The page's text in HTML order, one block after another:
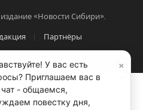
«Новости Сибири».
Партнёры
×
У вас есть
Приглашаем вас в
- общаемся,
повестку дня,